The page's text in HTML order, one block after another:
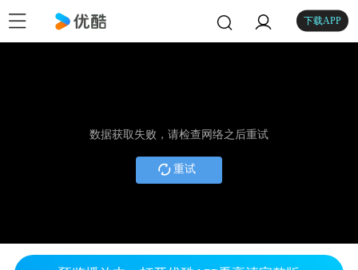
下载APP
数据获取失败，请检查网络之后重试
重试